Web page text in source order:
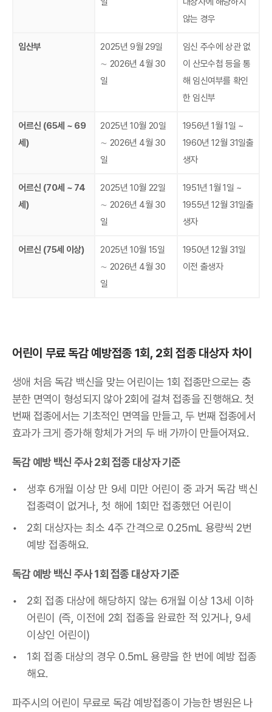
않는 경우
임산부
2025년 9월 29일
∼ 2026년 4월 30
일
임신 주수에 상관 없
이 산모수첩 등을 통
해 임신여부를 확인
한 임신부
어르신 (65세 ~ 69
세)
2025년 10월 20일
∼ 2026년 4월 30
일
1956년 1월 1일 ~
1960년 12월 31일출
생자
어르신 (70세 ~ 74
세)
2025년 10월 22일
∼ 2026년 4월 30
일
1951년 1월 1일 ~
1955년 12월 31일출
생자
어르신 (75세 이상)
2025년 10월 15일
∼ 2026년 4월 30
일
1950년 12월 31일
이전 출생자
어린이 무료 독감 예방접종 1회, 2회 접종 대상자 차이
생애 처음 독감 백신을 맞는 어린이는 1회 접종만으로는 충
분한 면역이 형성되지 않아 2회에 걸쳐 접종을 진행해요. 첫
번째 접종에서는 기초적인 면역을 만들고, 두 번째 접종에서
효과가 크게 증가해 항체가 거의 두 배 가까이 만들어져요.
독감 예방 백신 주사 2회 접종 대상자 기준
생후 6개월 이상 만 9세 미만 어린이 중 과거 독감 백신
접종력이 없거나, 첫 해에 1회만 접종했던 어린이
2회 대상자는 최소 4주 간격으로 0.25mL 용량씩 2번
예방 접종해요.
독감 예방 백신 주사 1회 접종 대상자 기준
2회 접종 대상에 해당하지 않는 6개월 이상 13세 이하
어린이 (즉, 이전에 2회 접종을 완료한 적 있거나, 9세
이상인 어린이)
1회 접종 대상의 경우 0.5mL 용량을 한 번에 예방 접종
해요.
파주시의 어린이 무료로 독감 예방접종이 가능한 병원은 나